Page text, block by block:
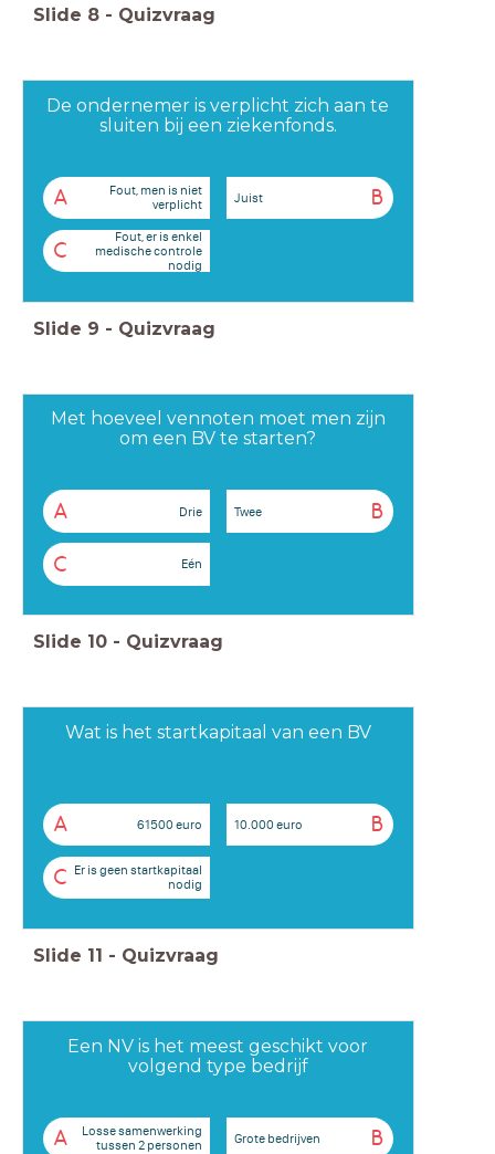
Slide 8 - Quizvraag
De ondernemer is verplicht zich aan te
sluiten bij een ziekenfonds.
A
Fout, men is niet
verplicht
B
Juist
C
Fout, er is enkel
medische controle
nodig
Slide 9 - Quizvraag
Met hoeveel vennoten moet men zijn
om een BV te starten?
A Drie B
Twee
C Eén
Slide 10 - Quizvraag
Wat is het startkapitaal van een BV
A 61500 euro B
10.000 euro
C Er is geen startkapitaal
nodig
Slide 11 - Quizvraag
Een NV is het meest geschikt voor
volgend type bedrijf
A
Losse samenwerking
tussen 2 personen
B
Grote bedrijven